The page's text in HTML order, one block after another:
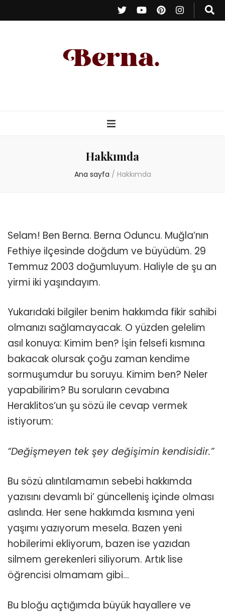
– Kişisel Blog
Hakkımda
Ana sayfa / Hakkımda
Selam! Ben Berna. Berna Oduncu. Muğla’nın
Fethiye ilçesinde doğdum ve büyüdüm. 29
Temmuz 2003 doğumluyum. Haliyle de şu an
yirmi iki yaşındayım.
Yukarıdaki bilgiler benim hakkımda fikir sahibi
olmanızı sağlamayacak. O yüzden gelelim
asıl konuya: Kimim ben? İşin felsefi kısmına
bakacak olursak çoğu zaman kendime
sormuşumdur bu soruyu. Kimim ben? Neler
yapabilirim? Bu soruların cevabına
Heraklitos’un şu sözü ile cevap vermek
istiyorum:
“Değişmeyen tek şey değişimin kendisidir.”
Bu sözü alıntılamamın sebebi hakkımda
yazısını devamlı bi’ güncelleniş içinde olması
aslında. Her sene hakkımda kısmına yeni
yaşımı yazıyorum mesela. Bazen yeni
hobilerimi ekliyorum, bazen ise yazıdan
silmem gerekenleri siliyorum. Artık lise
öğrencisi olmamam gibi…
Bu bloğu açtığımda büyük hayallere ve